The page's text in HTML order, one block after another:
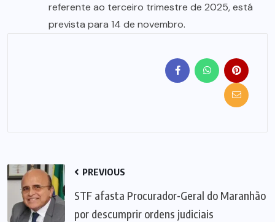
referente ao terceiro trimestre de 2025, está
prevista para 14 de novembro.
PREVIOUS
STF afasta Procurador-Geral do Maranhão
por descumprir ordens judiciais